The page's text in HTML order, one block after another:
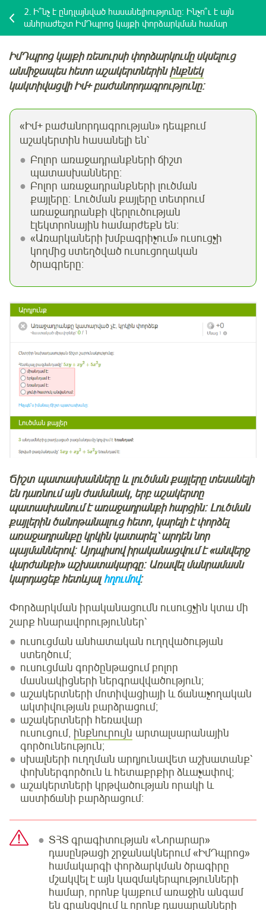
2. Ի՞նչ է ընդլայնված հասանելիությունը։ Ինչո՞ւ է այն
անհրաժեշտ ԻմԴպրոց կայքի փորձարկման համար
ԻմԴպրոց կայքի ռեսուրսի փորձարկումը սկսելուց
անմիջապես հետո աշակերտներինինքնեկ
կակտիվացվի Իմ+ բաժանորդագրությունը։
«Իմ+ բաժանորդագրության» դեպքում
աշակերտին հասանելի են՝
Բոլոր առաջադրանքների ճիշտ
պատասխանները։
Բոլոր առաջադրանքների լուծման
քայլերը։ Լուծման քայլերը տետրում
առաջադրանքի վերլուծության
էլեկտրոնային համարժեքն են։
«Առարկաների խմբագրիչում» ուսուցչի
կողմից ստեղծված ուսուցողական
ծրագրերը։
Ճիշտ պատասխանները և լուծման քայլերը տեսանելի
են դառնում այն ժամանակ, երբ աշակերտը
պատասխանում է առաջադրանքի հարցին։ Լուծման
քայլերին ծանոթանալուց հետո, կարելի է փորձել
առաջադրանքը կրկին կատարել՝ արդեն նոր
պայմաններով։ Այդպիսով իրականացվում է «անվերջ
վարժանքի» աշխատակարգը։ Առավել մանրամասն
կարդացեք հետևյալհղումով:
Փորձարկման իրականացումն ուսուցչին կտա մի
շարք հնարավորություններ՝
ուսուցման անհատական ուղղվածության
ստեղծում;
ուսուցման գործընթացում բոլոր
մասնակիցների ներգրավվածություն;
աշակերտների մոտիվացիայի և ճանաչողական
ակտիվության բարձրացում;
աշակերտների հեռավար
ուսուցում, ինքնուրույն արտալսարանային
գործունեություն;
սխալների ուղղման արդյունավետ աշխատանք՝
փոխներգործուն և հետաքրքիր ձևաչափով;
աշակերտների կրթվածության որակի և
աստիճանի բարձրացում։
ՏՀՏ գրագիտության «Նորարար»
դասընթացի շրջանակներում «ԻմԴպրոց»
համակարգի փորձարկման ծրագիրը
մշակվել է այն կազմակերպությունների
համար, որոնք կայքում առաջին անգամ
են գրանցվում և որոնք դասարանների